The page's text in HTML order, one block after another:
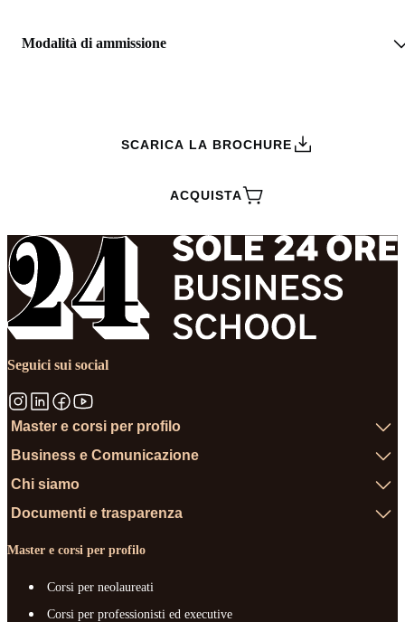
Modalità di ammissione
SCARICA LA BROCHURE
ACQUISTA
Seguici sui social
Master e corsi per profilo
Business e Comunicazione
Chi siamo
Documenti e trasparenza
Master e corsi per profilo
Corsi per neolaureati
Corsi per professionisti ed executive